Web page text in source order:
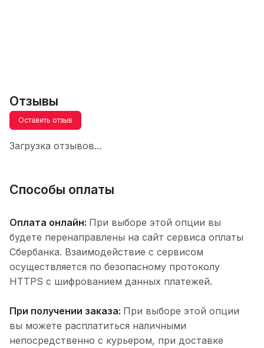
Отзывы
Оставить отзыв
Загрузка отзывов...
Способы оплаты
Оплата онлайн: При выборе этой опции вы
будете перенаправлены на сайт сервиса оплаты
Сбербанка. Взаимодействие с сервисом
осуществляется по безопасному протоколу
HTTPS с шифрованием данных платежей.
При получении заказа: При выборе этой опции
вы можете расплатиться наличными
непосредственно с курьером, при доставке